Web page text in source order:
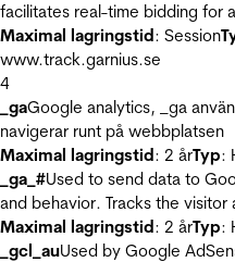
facilitates real-time bidding for
Maximal lagringstid: Session
www.track.garnius.se
4
_gaGoogle analytics, _ga
navigerar runt på webbplatsen
Maximal lagringstid: 2 årTyp:
_ga_#Used to send data to
and behavior. Tracks the
Maximal lagringstid: 2 årTyp:
_gcl_auUsed by Google